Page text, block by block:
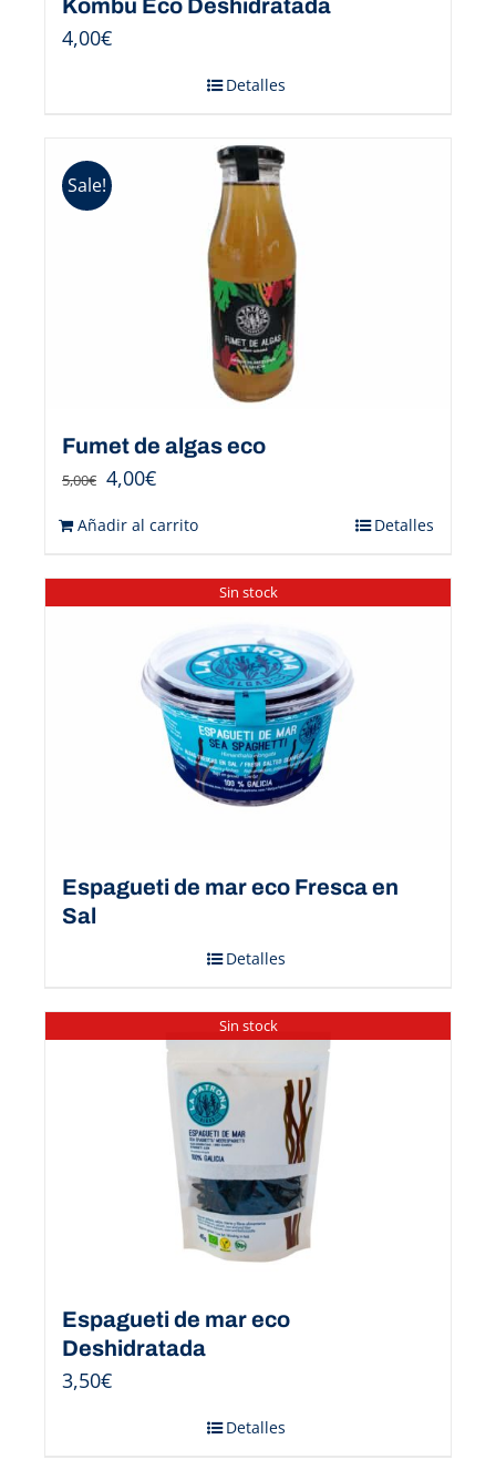
Kombu Eco Deshidratada
4,00€
Detalles
Sale!
Fumet de algas eco
5,00€ 4,00€
Añadir al carrito Detalles
Sin stock
Espagueti de mar eco Fresca en
Sal
Detalles
Sin stock
Espagueti de mar eco
Deshidratada
3,50€
Detalles